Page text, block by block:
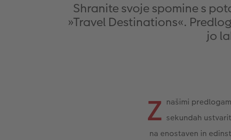
Shranite svoje spomine s
»Travel Destinations«.
jo
Z našimi
sekundah
na enostaven in